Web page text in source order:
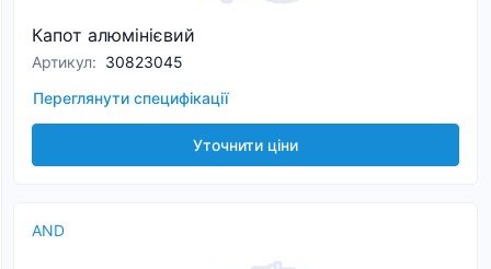
Капот алюмінієвий
Артикул: 30823045
Переглянути специфікації
Уточнити ціни
AND